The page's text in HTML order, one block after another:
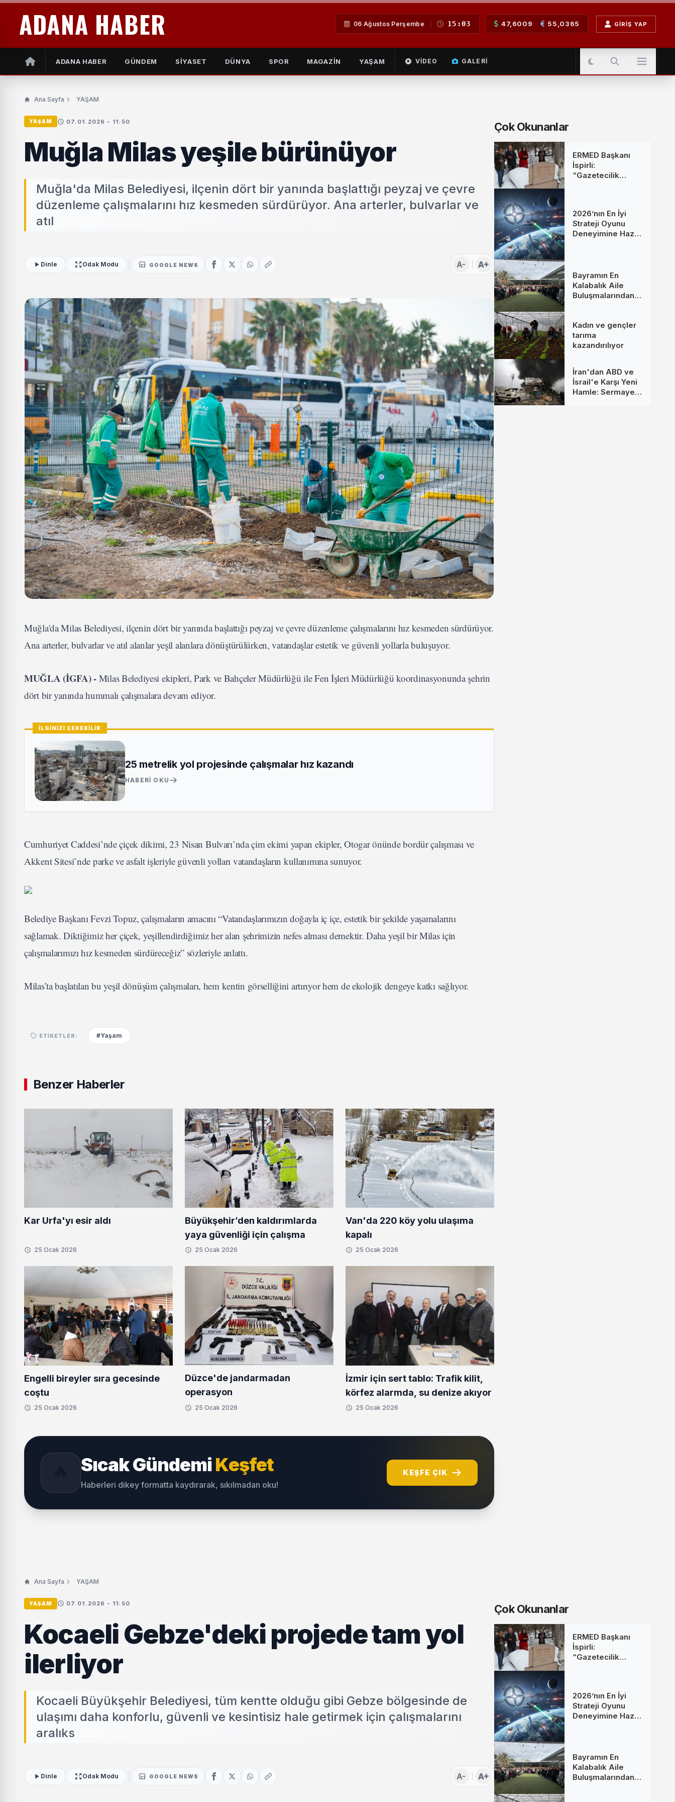
ADANA HABER 06 Ağustos Perşembe 15:03 47,6009 55,0365 GIRIŞ YAP
ADANA HABER GÜNDEM SİYASET DÜNYA SPOR MAGAZİN YAŞAM VIDEO GALERI
Ana Sayfa YAŞAM
YAŞAM 07.01.2026 - 11:50
Muğla Milas yeşile bürünüyor
Muğla'da Milas Belediyesi, ilçenin dört bir yanında başlattığı peyzaj ve çevre
düzenleme çalışmalarını hız kesmeden sürdürüyor. Ana arterler, bulvarlar ve
atıl
Dinle Odak Modu GOOGLE NEWS A- A+
Muğla'da Milas Belediyesi, ilçenin dört bir yanında başlattığı peyzaj ve çevre düzenleme çalışmalarını hız kesmeden sürdürüyor.
Ana arterler, bulvarlar ve atıl alanlar yeşil alanlara dönüştürülürken, vatandaşlar estetik ve güvenli yollarla buluşuyor.
MUĞLA (İGFA) - Milas Belediyesi ekipleri, Park ve Bahçeler Müdürlüğü ile Fen İşleri Müdürlüğü koordinasyonunda şehrin
dört bir yanında hummalı çalışmalara devam ediyor.
İLGİNİZİ ÇEKEBİLİR
25 metrelik yol projesinde çalışmalar hız kazandı
HABERI OKU
Cumhuriyet Caddesi’nde çiçek dikimi, 23 Nisan Bulvarı’nda çim ekimi yapan ekipler, Otogar önünde bordür çalışması ve
Akkent Sitesi’nde parke ve asfalt işleriyle güvenli yolları vatandaşların kullanımına sunuyor.
Belediye Başkanı Fevzi Topuz, çalışmaların amacını “Vatandaşlarımızın doğayla iç içe, estetik bir şekilde yaşamalarını
sağlamak. Diktiğimiz her çiçek, yeşillendirdiğimiz her alan şehrimizin nefes alması demektir. Daha yeşil bir Milas için
çalışmalarımızı hız kesmeden sürdüreceğiz” sözleriyle anlattı.
Milas’ta başlatılan bu yeşil dönüşüm çalışmaları, hem kentin görselliğini artırıyor hem de ekolojik dengeye katkı sağlıyor.
ETIKETLER: #Yaşam
Benzer Haberler
Kar Urfa'yı esir aldı
25 Ocak 2026
Büyükşehir’den kaldırımlarda
yaya güvenliği için çalışma
25 Ocak 2026
Van'da 220 köy yolu ulaşıma
kapalı
25 Ocak 2026
Engelli bireyler sıra gecesinde
coştu
25 Ocak 2026
Düzce'de jandarmadan
operasyon
25 Ocak 2026
İzmir için sert tablo: Trafik kilit,
körfez alarmda, su denize akıyor
25 Ocak 2026
Sıcak GündemiKeşfet
Haberleri dikey formatta kaydırarak, sıkılmadan oku!
KEŞFE ÇIK
Çok Okunanlar
ERMED Başkanı
İspirli:
“Gazetecilik
2026’nın En İyi
Strateji Oyunu
Deneyimine Hazır
Bayramın En
Kalabalık Aile
Buluşmalarından
Kadın ve gençler
tarıma
kazandırılıyor
İran'dan ABD ve
İsrail'e Karşı Yeni
Hamle: Sermaye
Ana Sayfa YAŞAM
YAŞAM 07.01.2026 - 11:50
Kocaeli Gebze'deki projede tam yol
ilerliyor
Kocaeli Büyükşehir Belediyesi, tüm kentte olduğu gibi Gebze bölgesinde de
ulaşımı daha konforlu, güvenli ve kesintisiz hale getirmek için çalışmalarını
aralıks
Dinle Odak Modu GOOGLE NEWS A- A+
Çok Okunanlar
ERMED Başkanı
İspirli:
“Gazetecilik
2026’nın En İyi
Strateji Oyunu
Deneyimine Hazır
Bayramın En
Kalabalık Aile
Buluşmalarından